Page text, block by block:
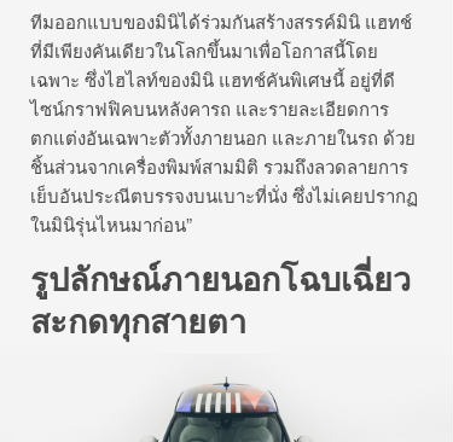
ทีมออกแบบของมินิได้ร่วมกันสร้างสรรค์มินิ แฮทช์
ที่มีเพียงคันเดียวในโลกขึ้นมาเพื่อโอกาสนี้โดย
เฉพาะ ซึ่งไฮไลท์ของมินิ แฮทช์คันพิเศษนี้ อยู่ที่ดี
ไซน์กราฟฟิคบนหลังคารถ และรายละเอียดการ
ตกแต่งอันเฉพาะตัวทั้งภายนอก และภายในรถ ด้วย
ชิ้นส่วนจากเครื่องพิมพ์สามมิติ รวมถึงลวดลายการ
เย็บอันประณีตบรรจงบนเบาะที่นั่ง ซึ่งไม่เคยปรากฏ
ในมินิรุ่นไหนมาก่อน”
รูปลักษณ์ภายนอกโฉบเฉี่ยว
สะกดทุกสายตา